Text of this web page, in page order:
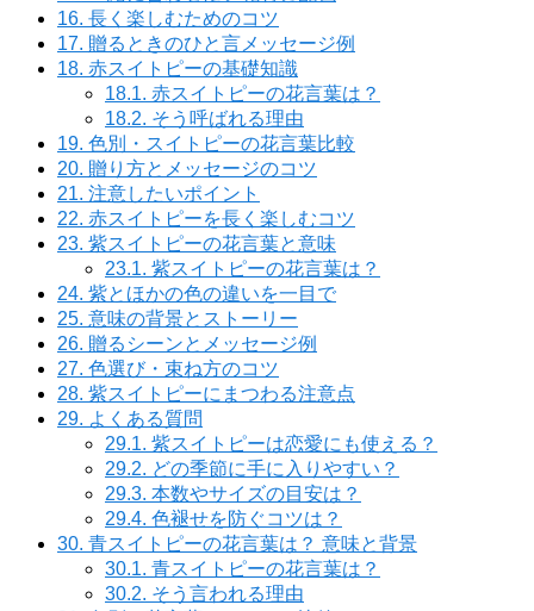
16. 長く楽しむためのコツ
17. 贈るときのひと言メッセージ例
18. 赤スイトピーの基礎知識
18.1. 赤スイトピーの花言葉は？
18.2. そう呼ばれる理由
19. 色別・スイトピーの花言葉比較
20. 贈り方とメッセージのコツ
21. 注意したいポイント
22. 赤スイトピーを長く楽しむコツ
23. 紫スイトピーの花言葉と意味
23.1. 紫スイトピーの花言葉は？
24. 紫とほかの色の違いを一目で
25. 意味の背景とストーリー
26. 贈るシーンとメッセージ例
27. 色選び・束ね方のコツ
28. 紫スイトピーにまつわる注意点
29. よくある質問
29.1. 紫スイトピーは恋愛にも使える？
29.2. どの季節に手に入りやすい？
29.3. 本数やサイズの目安は？
29.4. 色褪せを防ぐコツは？
30. 青スイトピーの花言葉は？ 意味と背景
30.1. 青スイトピーの花言葉は？
30.2. そう言われる理由